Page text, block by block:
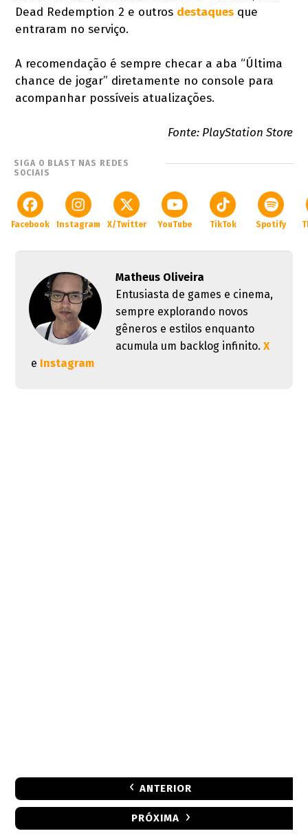
Dead Redemption 2 e outros destaques que
entraram no serviço.
A recomendação é sempre checar a aba “Última
chance de jogar” diretamente no console para
acompanhar possíveis atualizações.
Fonte: PlayStation Store
SIGA O BLAST NAS REDES
SOCIAIS
Facebook Instagram X/Twitter YouTube TikTok Spotify
Matheus Oliveira
Entusiasta de games e cinema,
sempre explorando novos
gêneros e estilos enquanto
acumula um backlog infinito.X
e Instagram
ANTERIOR
PRÓXIMA